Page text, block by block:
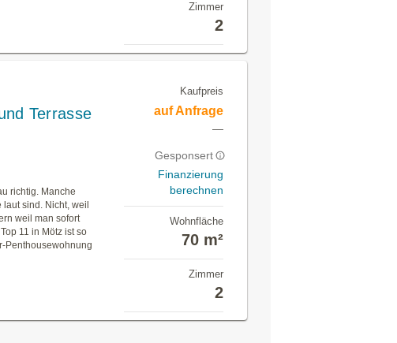
Zimmer
2
Terrasse
richtig. Manche
sind. Nicht, weil
weil man sofort
11 in Mötz ist so
Penthousewohnung
Kaufpreis
auf Anfrage
—
Gesponsert
Finanzierung
berechnen
Wohnfläche
70 m²
Zimmer
2